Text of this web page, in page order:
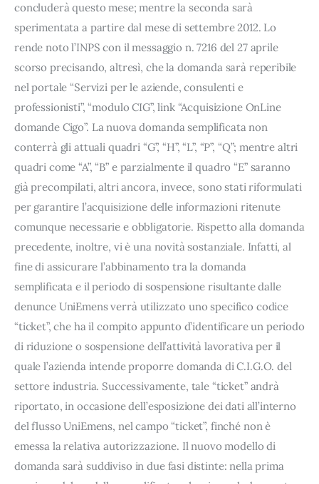
concluderà questo mese; mentre la seconda sarà
sperimentata a partire dal mese di settembre 2012. Lo
rende noto l’INPS con il messaggio n. 7216 del 27 aprile
scorso precisando, altresì, che la domanda sarà reperibile
nel portale “Servizi per le aziende, consulenti e
professionisti”, “modulo CIG”, link “Acquisizione OnLine
domande Cigo”. La nuova domanda semplificata non
conterrà gli attuali quadri “G”, “H”, “L”, “P”, “Q”; mentre altri
quadri come “A”, “B” e parzialmente il quadro “E” saranno
già precompilati, altri ancora, invece, sono stati riformulati
per garantire l’acquisizione delle informazioni ritenute
comunque necessarie e obbligatorie. Rispetto alla domanda
precedente, inoltre, vi è una novità sostanziale. Infatti, al
fine di assicurare l’abbinamento tra la domanda
semplificata e il periodo di sospensione risultante dalle
denunce UniEmens verrà utilizzato uno specifico codice
“ticket”, che ha il compito appunto d’identificare un periodo
di riduzione o sospensione dell’attività lavorativa per il
quale l’azienda intende proporre domanda di C.I.G.O. del
settore industria. Successivamente, tale “ticket” andrà
riportato, in occasione dell’esposizione dei dati all’interno
del flusso UniEmens, nel campo “ticket”, finché non è
emessa la relativa autorizzazione. Il nuovo modello di
domanda sarà suddiviso in due fasi distinte: nella prima